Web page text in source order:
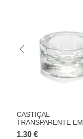
CASTIÇAL
TRANSPARENTE EM
VIDRO
1.30 €